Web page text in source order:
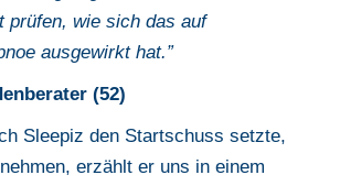
prüfen, wie sich das auf
ausgewirkt hat.”
(52)
Sleepiz den Startschuss setzte,
erzählt er uns in einem